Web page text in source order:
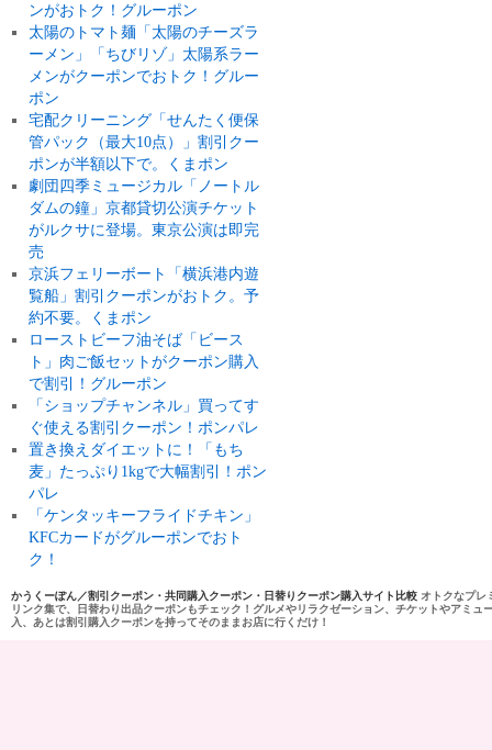
ンがおトク！グルーポン
太陽のトマト麺「太陽のチーズラ
ーメン」「ちびリゾ」太陽系ラー
メンがクーポンでおトク！グルー
ポン
宅配クリーニング「せんたく便保
管パック（最大10点）」割引クー
ポンが半額以下で。くまポン
劇団四季ミュージカル「ノートル
ダムの鐘」京都貸切公演チケット
がルクサに登場。東京公演は即完
売
京浜フェリーボート「横浜港内遊
覧船」割引クーポンがおトク。予
約不要。くまポン
ローストビーフ油そば「ビース
ト」肉ご飯セットがクーポン購入
で割引！グルーポン
「ショップチャンネル」買ってす
ぐ使える割引クーポン！ポンパレ
置き換えダイエットに！「もち
麦」たっぷり1kgで大幅割引！ポン
パレ
「ケンタッキーフライドチキン」
KFCカードがグルーポンでおト
ク！
かうくーぽん／割引クーポン・共同購入クーポン・日替りクーポン購入サイト比較 オトクなプレ
リンク集で、日替わり出品クーポンもチェック！グルメやリラクゼーション、チケットやアミ
入、あとは割引購入クーポンを持ってそのままお店に行くだけ！